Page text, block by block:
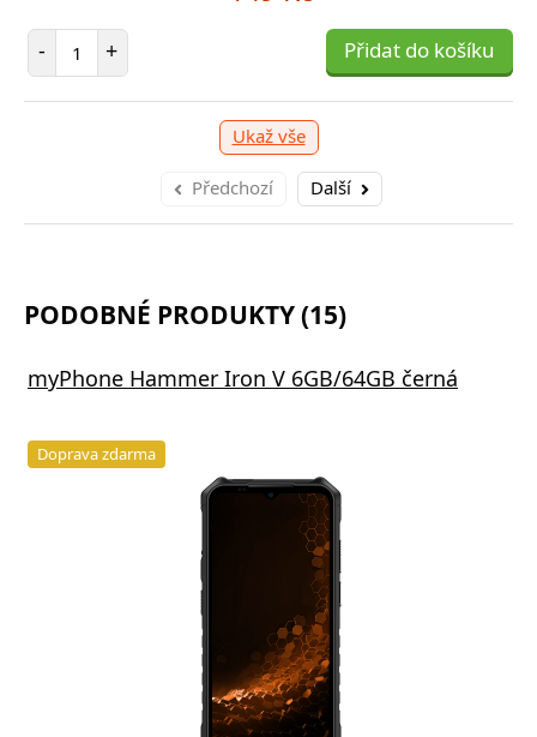
- Počet položek
+ Přidat do košíku
Ukaž vše
Předchozí Další
PODOBNÉ PRODUKTY (15)
myPhone Hammer Iron V 6GB/64GB černá
Doprava zdarma